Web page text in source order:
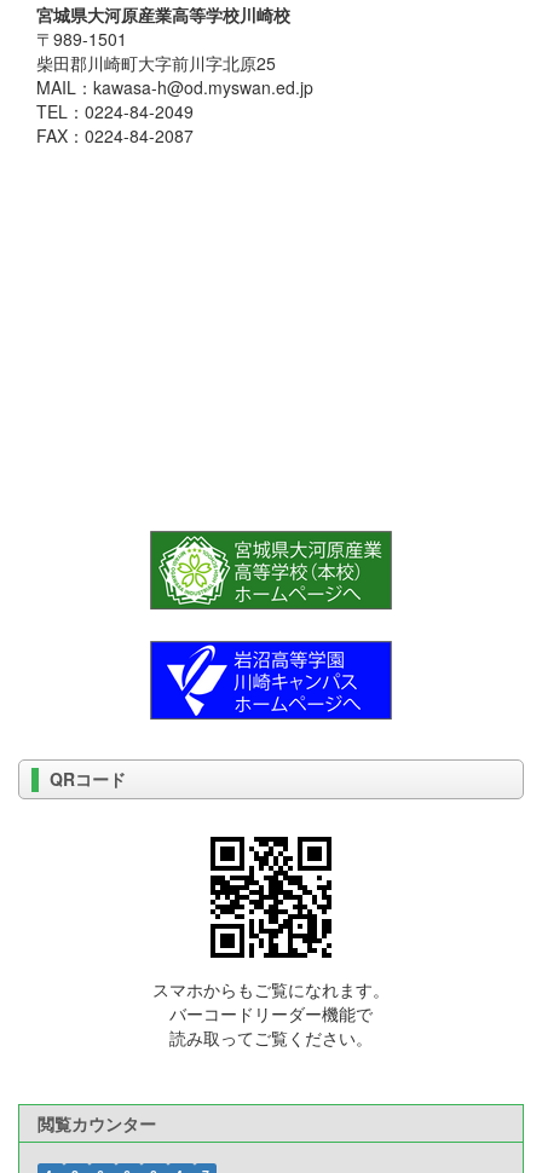
宮城県大河原産業高等学校川崎校
〒989-1501
柴田郡川崎町大字前川字北原25
MAIL：kawasa-h@od.myswan.ed.jp
TEL：0224-84-2049
FAX：0224-84-2087
QRコード
スマホからもご覧になれます。
バーコードリーダー機能で
読み取ってご覧ください。
閲覧カウンター